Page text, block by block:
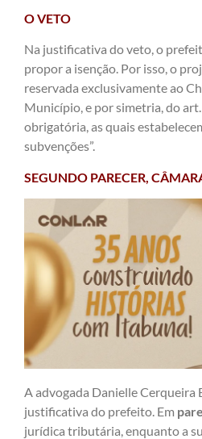
O VETO
Na justificativa do veto, o
propor a isenção. Por isso, o
reservada exclusivamente ao
Município, e por simetria, do
obrigatória, as quais
subvenções”.
SEGUNDO PARECER,
A advogada Danielle Cerqueira
justificativa do prefeito. Em
jurídica tributária, enquanto a